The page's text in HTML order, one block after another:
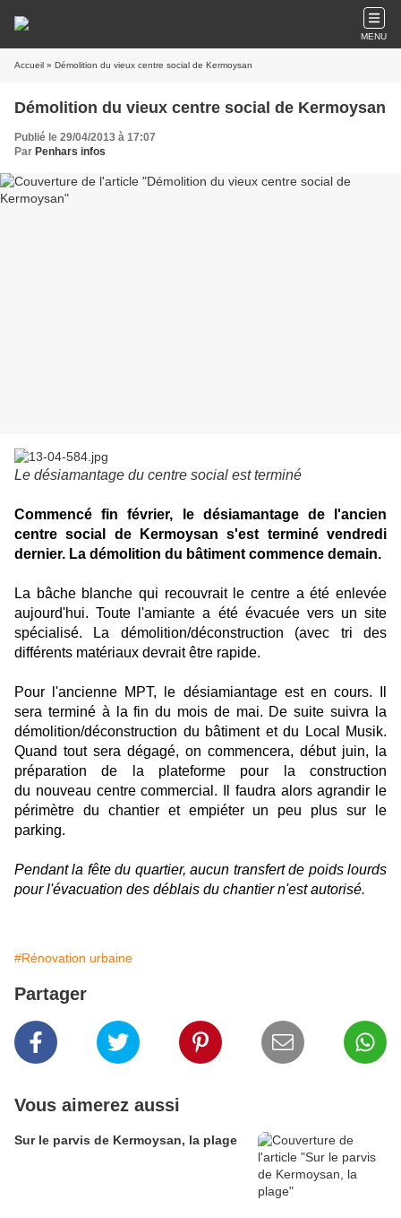
MENU
Accueil » Démolition du vieux centre social de Kermoysan
Démolition du vieux centre social de Kermoysan
Publié le 29/04/2013 à 17:07
Par Penhars infos
Le désiamantage du centre social est terminé
Commencé fin février, le désiamantage de l'ancien
centre social de Kermoysan s'est terminé vendredi
dernier. La démolition du bâtiment commence demain.
La bâche blanche qui recouvrait le centre a été enlevée
aujourd'hui. Toute l'amiante a été évacuée vers un site
spécialisé. La démolition/déconstruction (avec tri des
différents matériaux devrait être rapide.
Pour l'ancienne MPT, le désiamiantage est en cours. Il
sera terminé à la fin du mois de mai. De suite suivra la
démolition/déconstruction du bâtiment et du Local Musik.
Quand tout sera dégagé, on commencera, début juin, la
préparation de la plateforme pour la construction
du nouveau centre commercial. Il faudra alors agrandir le
périmètre du chantier et empiéter un peu plus sur le
parking.
Pendant la fête du quartier, aucun transfert de poids lourds
pour l'évacuation des déblais du chantier n'est autorisé.
#Rénovation urbaine
Partager
Vous aimerez aussi
Sur le parvis de Kermoysan, la plage